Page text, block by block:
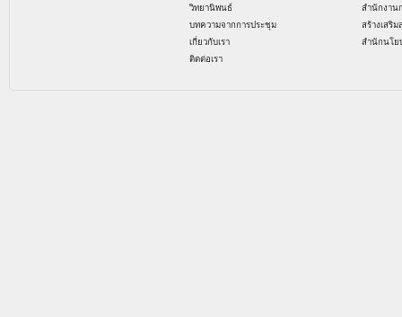
วิทยานิพนธ์
บทความจากการประชุม
เกี่ยวกับเรา
ติดต่อเรา
สำนักงาน
สร้างเสริ
สำนักนโย